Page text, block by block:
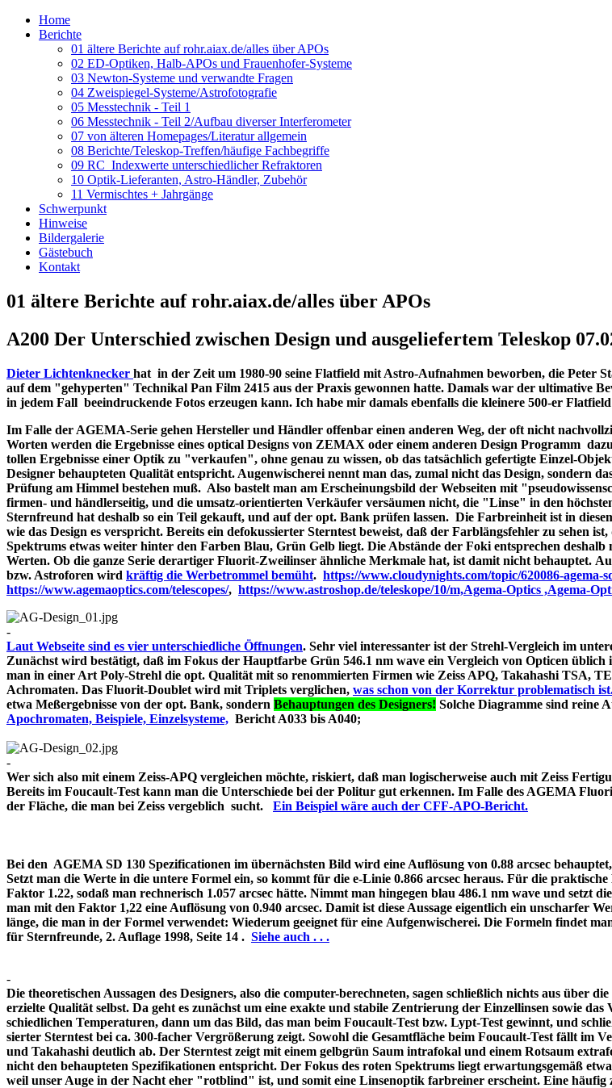
Home
Berichte
01 ältere Berichte auf rohr.aiax.de/alles über APOs
02 ED-Optiken, Halb-APOs und Frauenhofer-Systeme
03 Newton-Systeme und verwandte Fragen
04 Zweispiegel-Systeme/Astrofotografie
05 Messtechnik - Teil 1
06 Messtechnik - Teil 2/Aufbau diverser Interferometer
07 von älteren Homepages/Literatur allgemein
08 Berichte/Teleskop-Treffen/häufige Fachbegriffe
09 RC_Indexwerte unterschiedlicher Refraktoren
10 Optik-Lieferanten, Astro-Händler, Zubehör
11 Vermischtes + Jahrgänge
Schwerpunkt
Hinweise
Bildergalerie
Gästebuch
Kontakt
01 ältere Berichte auf rohr.aiax.de/alles über APOs
A200 Der Unterschied zwischen Design und ausgeliefertem Teleskop
Dieter Lichtenknecker hat in der Zeit um 1980-90 seine Flatfield mit Astro-Aufnahmen beworben, die Peter
auf dem "gehyperten" Technikal Pan Film 2415 aus der Praxis gewonnen hatte. Damals war der ultimative
in jedem Fall beeindruckende Fotos erzeugen kann. Ich habe mir damals ebenfalls die kleinere 500-er
Im Falle der AGEMA-Serie gehen Hersteller und Händler offenbar einen anderen Weg, der oft nicht
Worten werden die Ergebnisse eines optical Designs von ZEMAX oder einem anderen Design Programm
tollen Ergebnisse einer Optik zu "verkaufen", ohne genau zu wissen, ob das tatsächlich gefertigte Einzel-
Designer behaupteten Qualität entspricht. Augenwischerei nennt man das, zumal nicht das Design, sondern
Prüfung am Himmel bestehen muß. Also bastelt man am Erscheinungsbild der Webseiten mit
firmen- und händlerseitig, und die umsatz-orientierten Verkäufer versäumen nicht, die "Linse" in den
Sternfreund hat deshalb so ein Teil gekauft, und auf der opt. Bank prüfen lassen. Die Farbreinheit ist in
wie das Design es verspricht. Bereits ein defokussierter Sterntest beweist, daß der Farblängsfehler zu sehen
Spektrums etwas weiter hinter den Farben Blau, Grün Gelb liegt. Die Abstände der Foki entsprechen
Werten. Ob die ganze Serie derartiger Fluorit-Zweilinser ähnliche Merkmale hat, ist damit nicht behauptet.
bzw. Astroforen wird kräftig die Werbetrommel bemüht. https://www.cloudynights.com/topic/620086-agema-
https://www.agemaoptics.com/telescopes/, https://www.astroshop.de/teleskope/10/m,Agema-Optics ,Agema-
-
Laut Webseite sind es vier unterschiedliche Öffnungen. Sehr viel interessanter ist der Strehl-Vergleich im
Zunächst wird bestätigt, daß im Fokus der Hauptfarbe Grün 546.1 nm wave ein Vergleich von Opticen
man in einer Art Poly-Strehl die opt. Qualität mit so renommierten Firmen wie Zeiss APQ, Takahashi TSA,
Achromaten. Das Fluorit-Doublet wird mit Triplets verglichen, was schon von der Korrektur problematisch
etwa Meßergebnisse von der opt. Bank, sondern Behauptungen des Designers! Solche Diagramme sind reine
Apochromaten, Beispiele, Einzelsysteme, Bericht A033 bis A040;
-
Wer sich also mit einem Zeiss-APQ vergleichen möchte, riskiert, daß man logischerweise auch mit Zeiss
Bereits im Foucault-Test kann man die Unterschiede bei der Politur gut erkennen. Im Falle des AGEMA
der Fläche, die man bei Zeiss vergeblich sucht. Ein Beispiel wäre auch der CFF-APO-Bericht.
Bei den AGEMA SD 130 Spezificationen im übernächsten Bild wird eine Auflösung von 0.88 arcsec
Setzt man die Werte in die untere Formel ein, so kommt für die e-Linie 0.866 arcsec heraus. Für die
Faktor 1.22, sodaß man rechnerisch 1.057 arcsec hätte. Nimmt man hingegen blau 486.1 nm wave und setzt
man mit den Faktor 1,22 eine Auflösung von 0.940 arcsec. Damit ist diese Aussage eigentlich ein unscharfer
länge, die man in der Formel verwendet: Wiederum geeignet für eine Aufgenwischerei. Die Formeln findet
für Sternfreunde, 2. Auflage 1998, Seite 14 . Siehe auch . . .
-
Die theoretischen Aussagen des Designers, also die computer-berechneten, sagen schließlich nichts aus über
erzielte Qualität selbst. Da geht es zunächst um eine exakte und stabile Zentrierung der Einzellinsen sowie das
schiedlichen Temperaturen, dann um das Bild, das man beim Foucault-Test bzw. Lypt-Test gewinnt, und
sierter Sterntest bei ca. 300-facher Vergrößerung zeigt. Sowohl die Gesamtfläche beim Foucault-Test fällt im
und Takahashi deutlich ab. Der Sterntest zeigt mit einem gelbgrün Saum intrafokal und einem Rotsaum
nicht den behaupteten Spezifikationen entspricht. Der Fokus des roten Spektrums liegt erwartungsgemäß
weil unser Auge in der Nacht eher "rotblind" ist, und somit eine Linsenoptik farbreiner erscheint. Eine